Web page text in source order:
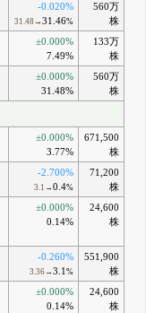
-0.020%
31.48→ 31.46%
560万
株
±0.000%
7.49%
133万
株
±0.000%
31.48%
560万
株
±0.000%
3.77%
671,500
株
-2.700%
3.1→ 0.4%
71,200
株
±0.000%
0.14%
24,600
株
-0.260%
3.36→ 3.1 %
551,900
株
±0.000%
0.14%
24,600
株